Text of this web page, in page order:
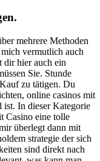
mehrere Methoden
vermutlich auch
dir hier auch ein
Sie. Stunde
zu tätigen. Du
online casinos mit
ist. In dieser Kategorie
Casino eine tolle
überlegt dann mit
strategie der sich
sind direkt nach